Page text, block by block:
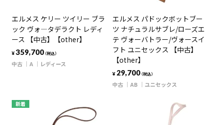
エルメス ケリー ツイリー ブラ
ック ヴォ―タデラクト レディ
ース 【中古】【other】
¥359,700（税込）
中古 A レディース
エルメス パドックボットブー
ツ ナチュラルサブレ/ローズエ
テ ヴォーバトラー/ヴォースイ
フト ユニセックス 【中古】
【other】
¥ 29,700（税込）
中古 AB ユニセックス
新着